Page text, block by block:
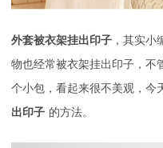
外套被衣架挂出印子 ，其实
物也经常被衣架挂出印子，不
个小包，看起来很不美观，今
出印子 的方法。